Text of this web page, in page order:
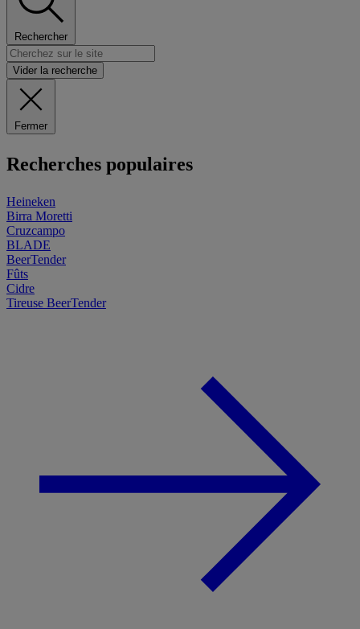
Rechercher
Vider la recherche
Fermer
Recherches populaires
Heineken
Birra Moretti
Cruzcampo
BLADE
BeerTender
Fûts
Cidre
Tireuse BeerTender